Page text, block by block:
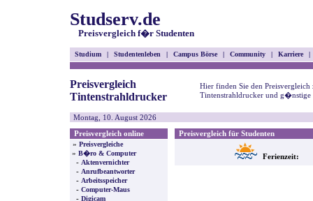
Studserv.de
Preisvergleich f�r Studenten
Studium | Studentenleben | Campus Börse | Community | Karriere |
Preisvergleich
Tintenstrahldrucker
Hier finden Sie den Preisvergleich
Tintenstrahldrucker und g�nstige
Montag, 10. August 2026
Preisvergleich online
» Preisvergleiche
» B�ro & Computer
- Aktenvernichter
- Anrufbeantworter
- Arbeitsspeicher
- Computer-Maus
- Digicam
Preisvergleich für Studenten
Ferienzeit: